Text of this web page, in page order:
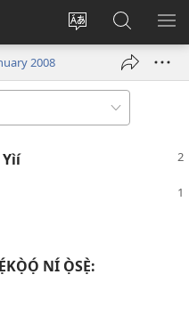
Yí
pa
Wọlé
(opens
Wa
JW.ORG
2008
NÍ Ọ̀SẸ̀: